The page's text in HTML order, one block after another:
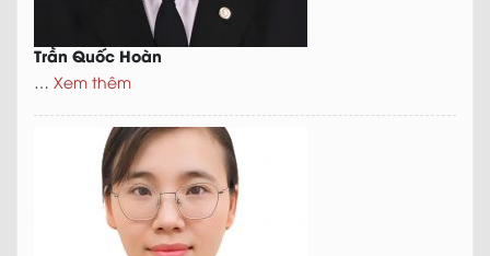
Trần Quốc Hoàn
… Xem thêm